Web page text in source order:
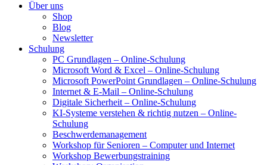
Über uns
Shop
Blog
Newsletter
Schulung
PC Grundlagen – Online-Schulung
Microsoft Word & Excel – Online-Schulung
Microsoft PowerPoint Grundlagen – Online-Schulung
Internet & E-Mail – Online-Schulung
Digitale Sicherheit – Online-Schulung
KI-Systeme verstehen & richtig nutzen – Online-
Schulung
Beschwerdemanagement
Workshop für Senioren – Computer und Internet
Workshop Bewerbungstraining